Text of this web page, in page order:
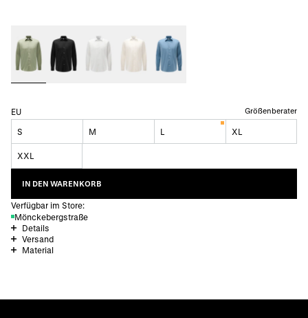
EU Größenberater
S M L XL
XXL
IN DEN WARENKORB
Verfügbar im Store:
Mönckebergstraße
Details
Versand
Material